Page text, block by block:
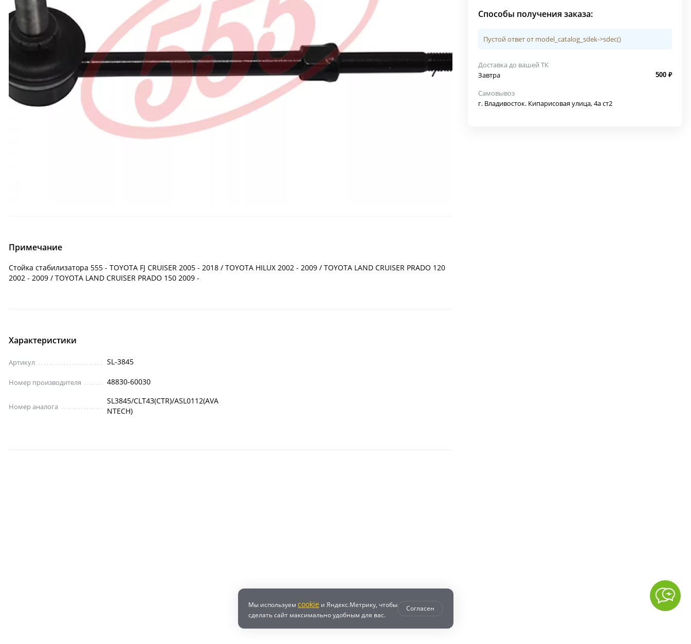
Примечание
Стойка стабилизатора 555 - TOYOTA FJ CRUISER 2005 - 2018 / TOYOTA HILUX 2002 - 2009 / TOYOTA LAND CRUISER PRADO 120
2002 - 2009 / TOYOTA LAND CRUISER PRADO 150 2009 -
Характеристики
Артикул SL-3845
Номер производителя 48830-60030
Номер аналога
SL3845/CLT43(CTR)/ASL0112(AVA
NTECH)
Способы получения заказа:
Пустой ответ от model_catalog_sdek->sdec()
Доставка до вашей ТК
Завтра
500 ₽
Самовывоз
г. Владивосток. Кипарисовая улица, 4а ст2
Мы используем cookie и Яндекс.Метрику, чтобы
сделать сайт максимально удобным для вас.
Согласен